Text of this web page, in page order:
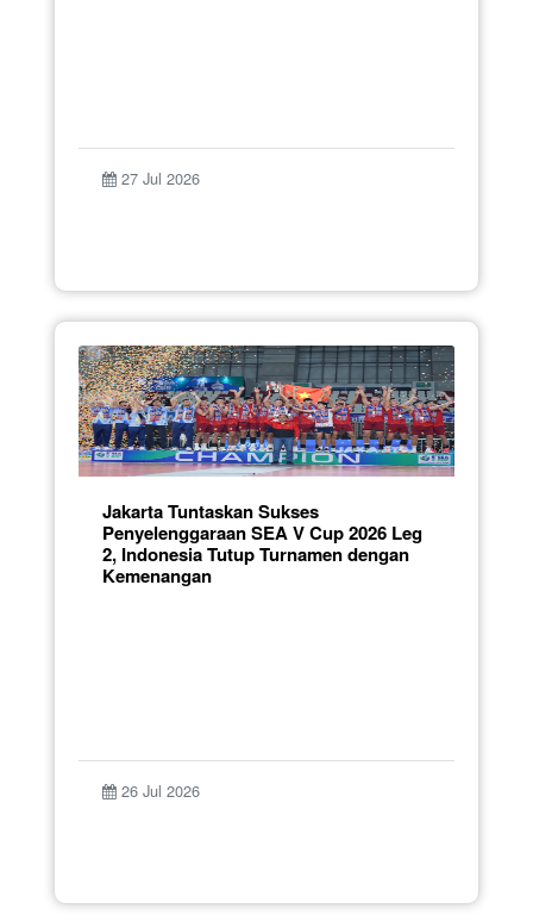
27 Jul 2026
Jakarta Tuntaskan Sukses
Penyelenggaraan SEA V Cup 2026 Leg
2, Indonesia Tutup Turnamen dengan
Kemenangan
26 Jul 2026